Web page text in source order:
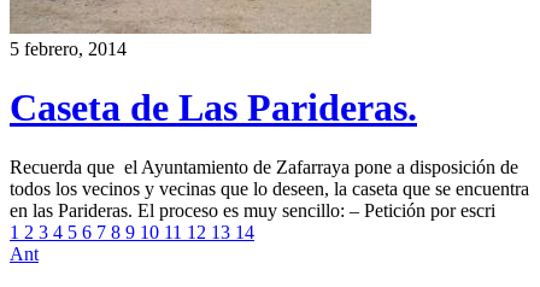
5 febrero, 2014
Caseta de Las Parideras.
Recuerda que el Ayuntamiento de Zafarraya pone a disposición de
todos los vecinos y vecinas que lo deseen, la caseta que se encuentra
en las Parideras. El proceso es muy sencillo: – Petición por escri
1 2 3 4 5 6 7 8 9 10 11 12 13 14
Ant